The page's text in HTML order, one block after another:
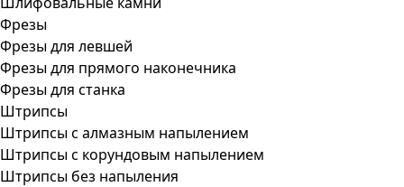
Фрезы
Фрезы для левшей
Фрезы для прямого наконечника
Фрезы для станка
Штрипсы
Штрипсы c алмазным напылением
Штрипсы c корундовым напылением
Штрипсы без напыления